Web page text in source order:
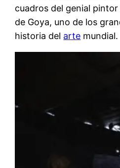
cuadros del genial
de Goya, uno de los
historia del arte mundial.